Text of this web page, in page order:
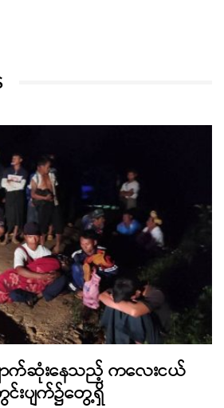
ောက်ဆုံးနေသည့် ကလေးငယ်
းပျက်၌တွေ့ရှိ